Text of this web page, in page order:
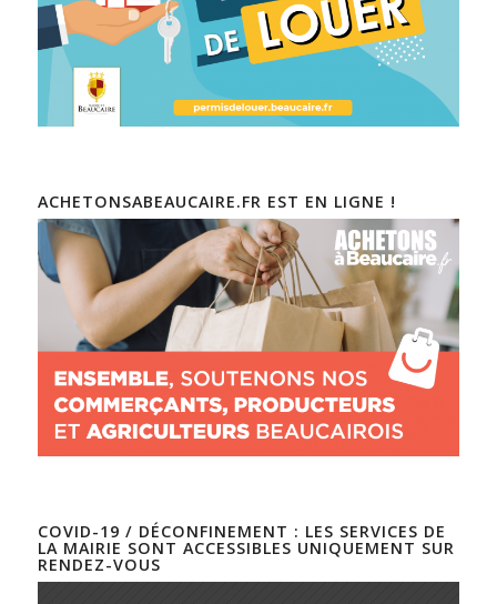
ACHETONSABEAUCAIRE.FR EST EN LIGNE !
COVID-19 / DÉCONFINEMENT : LES SERVICES DE
LA MAIRIE SONT ACCESSIBLES UNIQUEMENT SUR
RENDEZ-VOUS